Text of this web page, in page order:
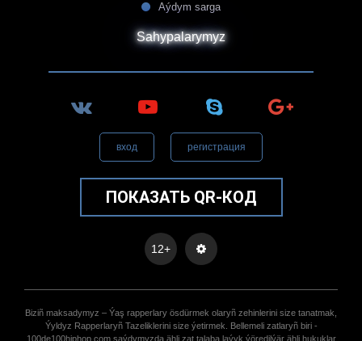
Aýdym sarga
Sahypalarymyz
вход регистрация
ПОКАЗАТЬ QR-КОД
12+
Biziñ maksadymyz – Ýaş rapperlary ösdürmek olaryñ zehinlerini size tanatmak,
Ýyldyz Rapperlaryñ Tazeliklerini size ýetirmek. Bellemeli zatlaryñ biri -
100de100hiphop.com saýdymyzda ähli zat talaba laýyk ýöredilýär ähli hukuklar